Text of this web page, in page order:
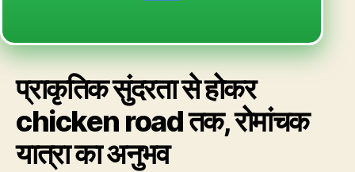
प्राकृतिक सुंदरता से होकर
chicken road तक, रोमांचक
यात्रा का अनुभव